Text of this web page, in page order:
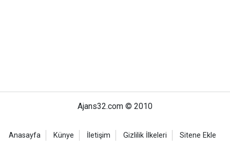
Ajans32.com © 2010
Anasayfa Künye İletişim Gizlilik İlkeleri Sitene Ekle